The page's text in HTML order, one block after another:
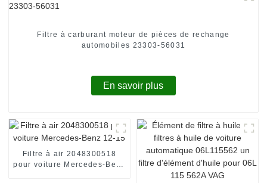
Filtre à carburant moteur de pièces de rechange
automobiles 23303-56031
En savoir plus
Filtre à air 2048300518
pour voiture Mercedes-Benz